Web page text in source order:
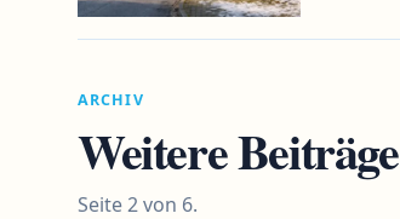
ARCHIV
Weitere Beiträge
Seite 2 von 6.